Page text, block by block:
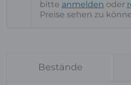
bitte anmelden oder
Preise sehen zu
Bestände